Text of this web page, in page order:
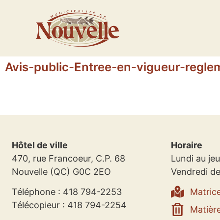
Avis-public-Entree-en-vigueur-
Hôtel de ville
470, rue Francoeur, C.P. 68
Nouvelle (QC) G0C 2EO
Téléphone : 418 794-2253
Télécopieur : 418 794-2254
Horaire
Lundi au
Vendredi